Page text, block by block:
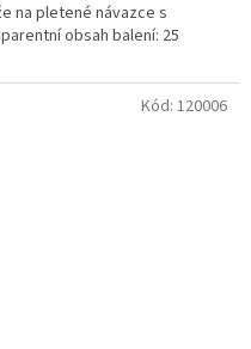
na pletené návazce s
obsah balení: 25
Kód: 120006